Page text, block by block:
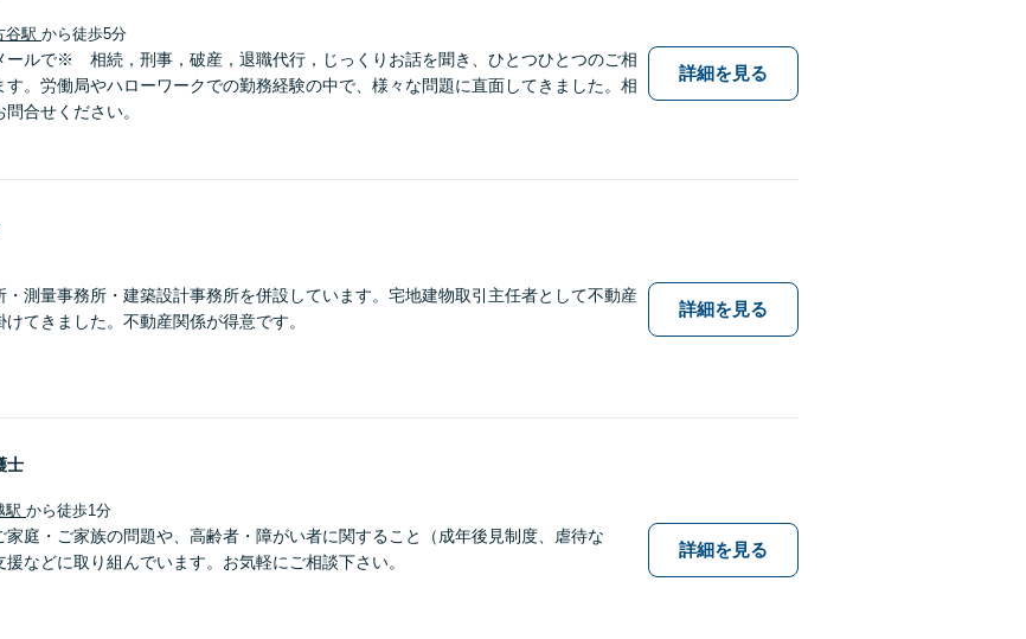
谷駅 から徒歩5分
ールで※ 相続，刑事，破産，退職代行，じっくりお話を聞き、ひとつひとつのご相
す。労働局やハローワークでの勤務経験の中で、様々な問題に直面してきました。相
合せください。
詳細を見る
・測量事務所・建築設計事務所を併設しています。宅地建物取引主任者として不動産
てきました。不動産関係が得意です。
詳細を見る
士
駅 から徒歩1分
家庭・ご家族の問題や、高齢者・障がい者に関すること（成年後見制度、虐待な
などに取り組んでいます。お気軽にご相談下さい。
詳細を見る